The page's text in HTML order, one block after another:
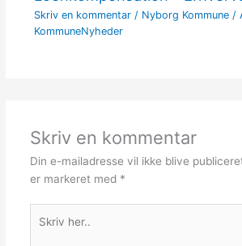
Skriv en kommentar / Nyborg Kommune/
KommuneNyheder
Skriv en kommentar
Din e-mailadresse vil ikke blive
er markeret med *
her..